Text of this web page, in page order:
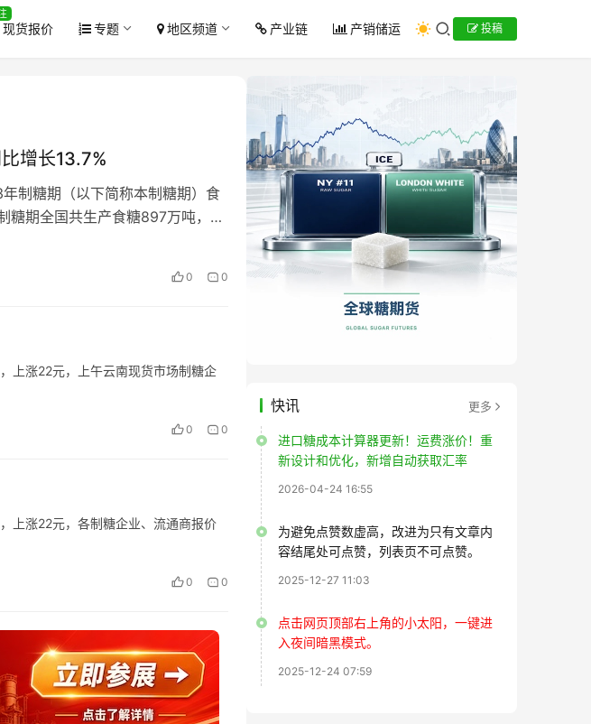
现货报价 专题 地区频道 产业链 产销储运 投稿
增长13.7%
制糖期（以下简称本制糖期）食
期全国共生产食糖897万吨，比
0 0
上涨22元，上午云南现货市场制糖企
0 0
上涨22元，各制糖企业、流通商报价
0 0
快讯 更多
进口糖成本计算器更新！运费涨价！重
新设计和优化，新增自动获取汇率
2026-04-24 16:55
为避免点赞数虚高，改进为只有文章内
容结尾处可点赞，列表页不可点赞。
2025-12-27 11:03
点击网页顶部右上角的小太阳，一键进
入夜间暗黑模式。
2025-12-24 07:59